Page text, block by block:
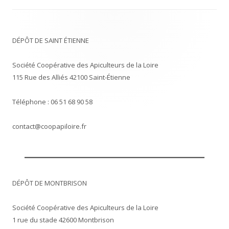
DÉPÔT DE SAINT ÉTIENNE
Société Coopérative des Apiculteurs de la Loire
115 Rue des Alliés 42100 Saint-Étienne
Téléphone : 06 51 68 90 58
contact@coopapiloire.fr
DÉPÔT DE MONTBRISON
Société Coopérative des Apiculteurs de la Loire
1 rue du stade 42600 Montbrison